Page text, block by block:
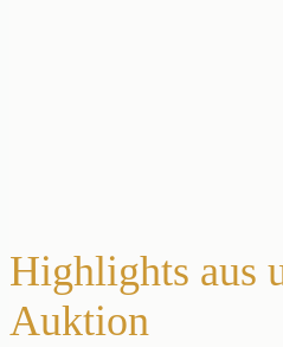
Highlights aus
Auktion